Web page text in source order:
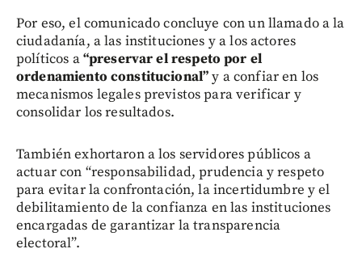
Por eso, el comunicado concluye con un llamado a la
ciudadanía, a las instituciones y a los actores
políticos a“preservar el respeto por el
ordenamiento constitucional”y a confiar en los
mecanismos legales previstos para verificar y
consolidar los resultados.
También exhortaron a los servidores públicos a
actuar con “responsabilidad, prudencia y respeto
para evitar la confrontación, la incertidumbre y el
debilitamiento de la confianza en las instituciones
encargadas de garantizar la transparencia
electoral”.